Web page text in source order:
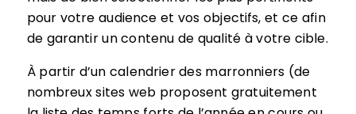
pour votre audience et vos objectifs, et ce afin
de garantir un contenu de qualité à votre cible.
À partir d’un calendrier des marronniers (de
nombreux sites web proposent gratuitement